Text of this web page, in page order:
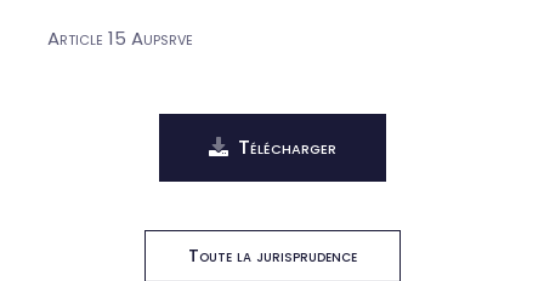
Article 15 Aupsrve
Télécharger
Toute la jurisprudence